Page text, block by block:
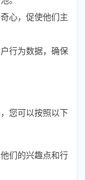
心，促使他们主
行为数据，确保
您可以按照以下
们的兴趣点和行